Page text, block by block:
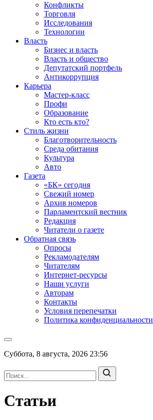
Конфликты
Торговля
Исследования
Технологии
Власть
Бизнес и власть
Власть и общество
Депутатский портфель
Антикоррупция
Карьера
Мастер-класс
Профи
Образование
Кто есть кто?
Стиль жизни
Благотворительность
Среда обитания
Культура
Авто
Газета
«БК» сегодня
Свежий номер
Архив номеров
Парламентский вестник
Редакция
Читатели о газете
Обратная связь
Опросы
Рекламодателям
Читателям
Интернет-ресурсы
Наши услуги
Авторам
Контакты
Условия перепечатки
Политика конфиденциальности
Суббота, 8 августа, 2026 23:56
Статьи